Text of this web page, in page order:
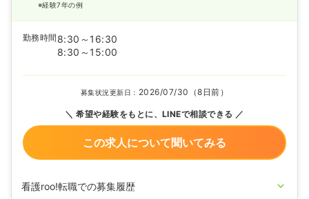
※経験7年の例
勤務時間 8:30～16:30
8:30～15:00
募集状況更新日： 2026/07/30（8日前）
希望や経験をもとに、LINEで相談できる
この求人について聞いてみる
看護roo!転職での募集履歴